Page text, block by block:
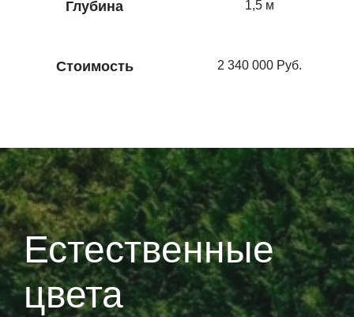
Глубина 1,5 м
Стоимость 2 340 000 Руб.
Естественные
цвета